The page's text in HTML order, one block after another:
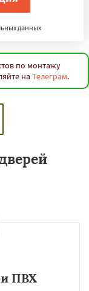
данных
по монтажу
на Телеграм.
ПВХ